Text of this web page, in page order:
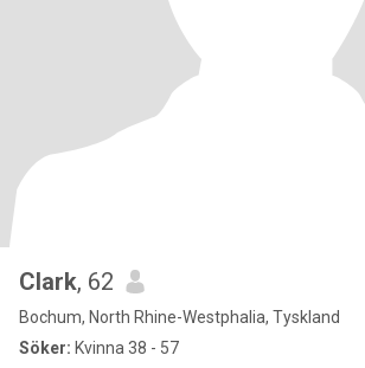
Clark, 62
Bochum, North Rhine-Westphalia, Tyskland
Söker: Kvinna 38 - 57